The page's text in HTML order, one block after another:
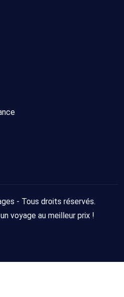
- Tous droits réservés.
voyage au meilleur prix !